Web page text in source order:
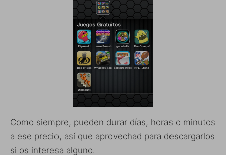
Como siempre, pueden durar días, horas o minutos
a ese precio, así que aprovechad para descargarlos
si os interesa alguno.